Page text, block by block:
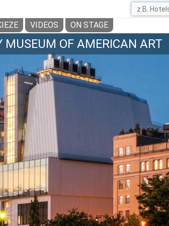
VIDEOS ON STAGE
MUSEUM OF AMERICAN ART